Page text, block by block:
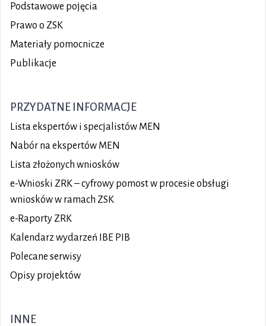
Podstawowe pojęcia
Prawo o ZSK
Materiały pomocnicze
Publikacje
PRZYDATNE INFORMACJE
Lista ekspertów i specjalistów MEN
Nabór na ekspertów MEN
Lista złożonych wniosków
e-Wnioski ZRK – cyfrowy pomost w procesie obsługi
wniosków w ramach ZSK
e-Raporty ZRK
Kalendarz wydarzeń IBE PIB
Polecane serwisy
Opisy projektów
INNE